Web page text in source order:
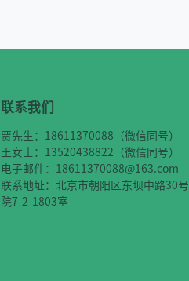
联系我们
贾先生：18611370088（微信同号）
王女士：13520438822（微信同号）
电子邮件：18611370088@163.com
联系地址：北京市朝阳区东坝中路30号
院7-2-1803室